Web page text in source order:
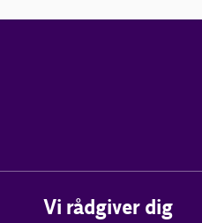
Vi rådgiver dig